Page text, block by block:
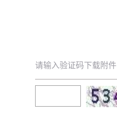
请输入验证码下载附件